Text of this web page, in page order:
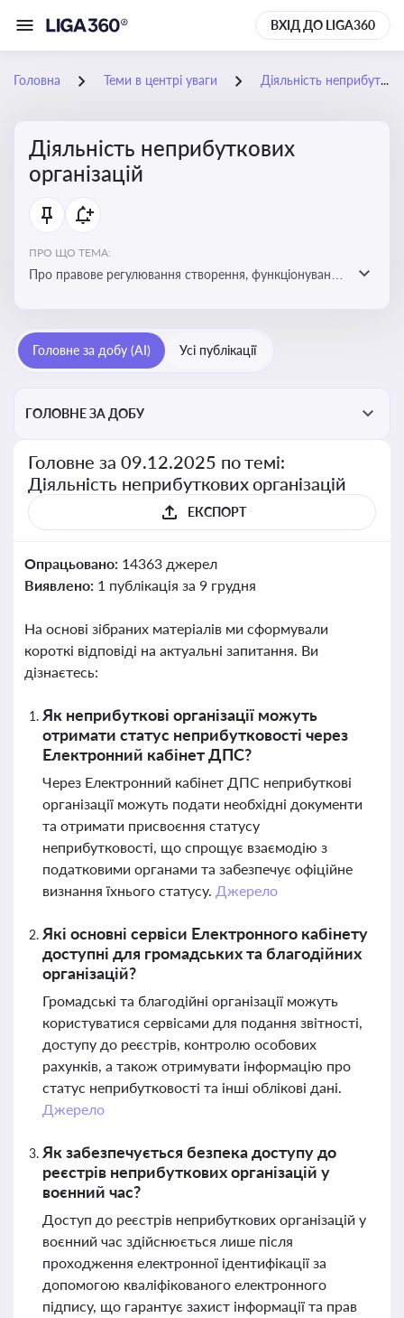
ВХІД ДО LIGA360
Головна Теми в центрі уваги Діяльність неприбуткових організацій
Діяльність неприбуткових
організацій
ПРО ЩО ТЕМА:
Про правове регулювання створення, функціонування
Головне за добу (AI) Усі публікації
ГОЛОВНЕ ЗА ДОБУ
Головне за 09.12.2025 по темі:
Діяльність неприбуткових організацій
ЕКСПОРТ
Опрацьовано: 14363 джерел
Виявлено: 1 публікація за 9 грудня
На основі зібраних матеріалів ми сформували
короткі відповіді на актуальні запитання. Ви
дізнаєтесь:
Як неприбуткові організації можуть
отримати статус неприбутковості через
Електронний кабінет ДПС?
Через Електронний кабінет ДПС неприбуткові
організації можуть подати необхідні документи
та отримати присвоєння статусу
неприбутковості, що спрощує взаємодію з
податковими органами та забезпечує офіційне
визнання їхнього статусу. Джерело
Які основні сервіси Електронного кабінету
доступні для громадських та благодійних
організацій?
Громадські та благодійні організації можуть
користуватися сервісами для подання звітності,
доступу до реєстрів, контролю особових
рахунків, а також отримувати інформацію про
статус неприбутковості та інші облікові дані.
Джерело
Як забезпечується безпека доступу до
реєстрів неприбуткових організацій у
воєнний час?
Доступ до реєстрів неприбуткових організацій у
воєнний час здійснюється лише після
проходження електронної ідентифікації за
допомогою кваліфікованого електронного
підпису, що гарантує захист інформації та прав